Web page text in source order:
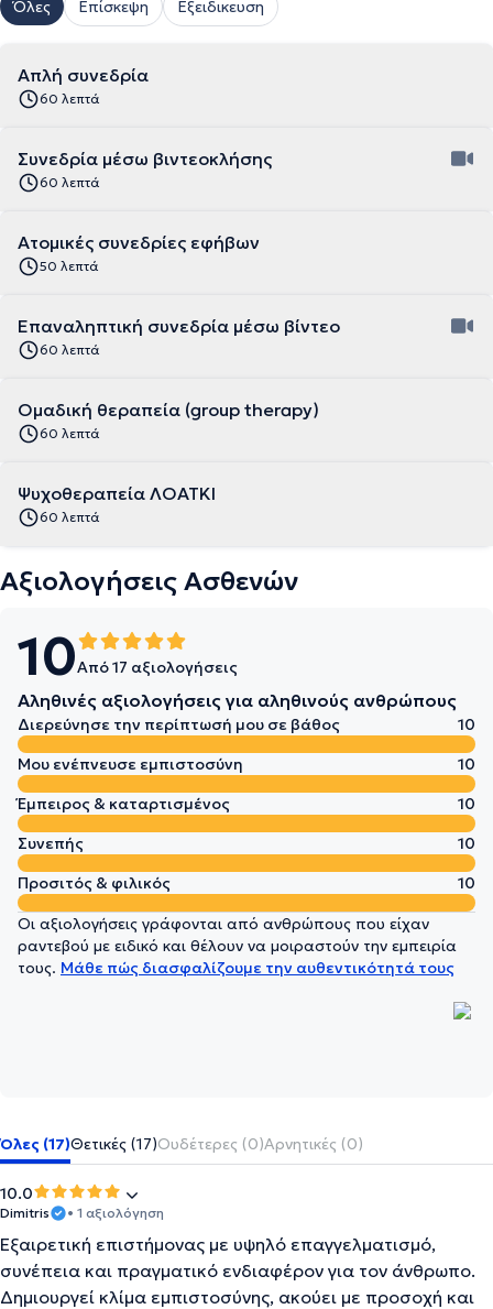
Όλες Επίσκεψη Εξειδικευση
Απλή συνεδρία
60 λεπτά
Συνεδρία μέσω βιντεοκλήσης
60 λεπτά
Ατομικές συνεδρίες εφήβων
50 λεπτά
Επαναληπτική συνεδρία μέσω βίντεο
60 λεπτά
Ομαδική θεραπεία (group therapy)
60 λεπτά
Ψυχοθεραπεία ΛΟΑΤΚΙ
60 λεπτά
Αξιολογήσεις Ασθενών
10Από 17 αξιολογήσεις
Αληθινές αξιολογήσεις για αληθινούς ανθρώπους
Διερεύνησε την περίπτωσή μου σε βάθος
10
Μου ενέπνευσε εμπιστοσύνη
10
Έμπειρος & καταρτισμένος
10
Συνεπής
10
Προσιτός & φιλικός
10
Οι αξιολογήσεις γράφονται από ανθρώπους που είχαν
ραντεβού με ειδικό και θέλουν να μοιραστούν την εμπειρία
τους. Μάθε πώς διασφαλίζουμε την αυθεντικότητά τους
Όλες (17)Θετικές (17)Ουδέτερες (0)Αρνητικές (0)
10.0
Dimitris • 1 αξιολόγηση
Εξαιρετική επιστήμονας με υψηλό επαγγελματισμό,
συνέπεια και πραγματικό ενδιαφέρον για τον άνθρωπο.
Δημιουργεί κλίμα εμπιστοσύνης, ακούει με προσοχή και